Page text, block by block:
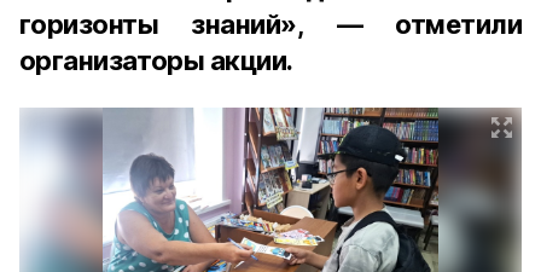
горизонты знаний», — отметили
организаторы акции.